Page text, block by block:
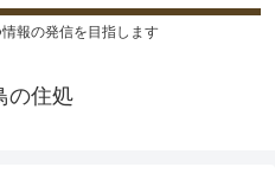
報の発信を目指します
の住処